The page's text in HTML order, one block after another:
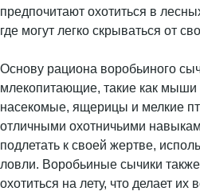
предпочитают охотиться в
где могут легко скрываться от
Основу рациона воробьиного
млекопитающие, такие как мыши
насекомые, ящерицы и мелкие
отличными охотничьими
подлетать к своей жертве,
ловли. Воробьиные сычики
охотиться на лету, что делает